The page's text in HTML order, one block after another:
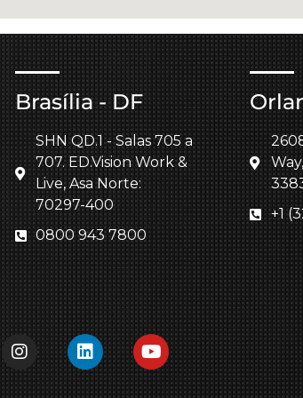
Brasília - DF
SHN QD.1 - Salas 705 a
707. ED.Vision Work &
Live, Asa Norte:
70297-400
0800 943 7800
+1